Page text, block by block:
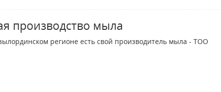
производство мыла
регионе есть свой производитель мыла - ТОО